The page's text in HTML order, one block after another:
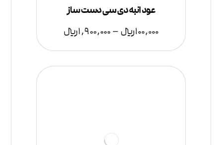
عود انبه دی سی دست ساز
100,000﷼ –
1,900,000﷼